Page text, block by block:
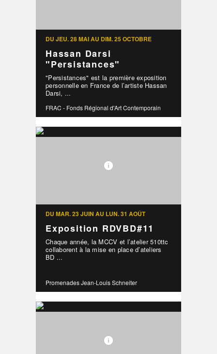
DU JEU. 28 MAI AU DIM. 25 OCTOBRE
Hassan Darsi
"Persistances"
"Persistances" est la première exposition
personnelle en France de l’artiste Hassan
Darsi, ...
FRAC - Fonds Régional d'Art Contemporain
DU MAR. 23 JUIN AU LUN. 31 AOÛT
Exposition RDVBD#11
Chaque année, la MCCV et l’atelier 510ttc
collaborent à la mise en place d’ateliers
BD ...
Promenades Jean-Louis Schneiter